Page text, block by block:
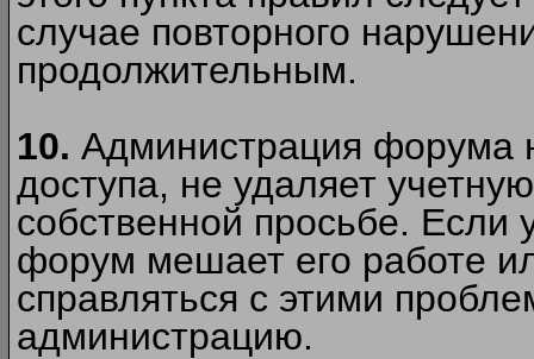
случае повторного
продолжительным.
10. Администрация форума
доступа, не удаляет
собственной просьбе. Если
форум мешает его работе
справляться с этими
администрацию.